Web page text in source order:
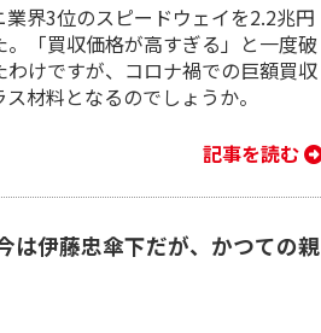
界3位のスピードウェイを2.2兆円
「買収価格が高すぎる」と一度破
けですが、コロナ禍での巨額買収
材料となるのでしょうか。
記事を読む
は伊藤忠傘下だが、かつての親